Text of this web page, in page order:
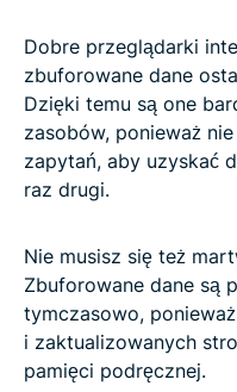
Dobre przeglądarki
zbuforowane dane
Dzięki temu są one
zasobów, ponieważ
zapytań, aby uzyskać
raz drugi.
Nie musisz się też
Zbuforowane dane są
tymczasowo,
i zaktualizowanych
pamięci podręcznej.